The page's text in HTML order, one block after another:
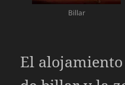
Billar
El